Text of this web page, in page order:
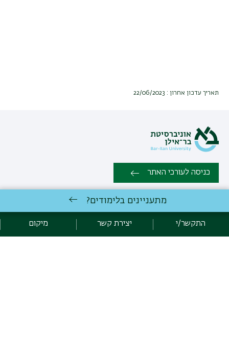
תאריך עדכון אחרון : 22/06/2023
כניסה לעורכי האתר
כל הזכויות שמורות: המחלקה למדעי המדינה, הפקולטה למדעי החברה |
יצירת קשר
מתעניינים בלימודים?
התקשר/י יצירת קשר מיקום